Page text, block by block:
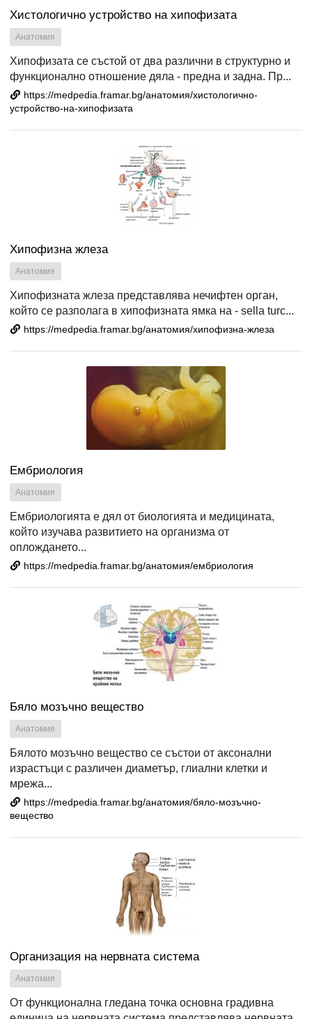
Хистологично устройство на хипофизата
Анатомия
Хипофизата се състой от два различни в структурно и
функционално отношение дяла - предна и задна. Пр...
https://medpedia.framar.bg/анатомия/хистологично-
устройство-на-хипофизата
Хипофизна жлеза
Анатомия
Хипофизната жлеза представлява нечифтен орган,
който се разполага в хипофизната ямка на - sella turc...
https://medpedia.framar.bg/анатомия/хипофизна-жлеза
Ембриология
Анатомия
Ембриологията е дял от биологията и медицината,
който изучава развитието на организма от
оплождането...
https://medpedia.framar.bg/анатомия/ембриология
Бяло мозъчно вещество
Анатомия
Бялото мозъчно вещество се състои от аксонални
израстъци с различен диаметър, глиални клетки и
мрежа...
https://medpedia.framar.bg/анатомия/бяло-мозъчно-
вещество
Организация на нервната система
Анатомия
От функционална гледана точка основна градивна